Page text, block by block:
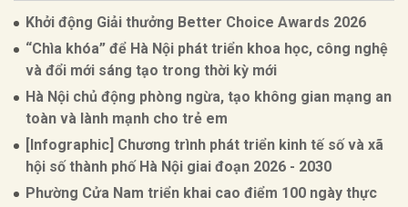
Khởi động Giải thưởng Better Choice Awards 2026
“Chìa khóa” để Hà Nội phát triển khoa học, công nghệ
và đổi mới sáng tạo trong thời kỳ mới
Hà Nội chủ động phòng ngừa, tạo không gian mạng an
toàn và lành mạnh cho trẻ em
[Infographic] Chương trình phát triển kinh tế số và xã
hội số thành phố Hà Nội giai đoạn 2026 - 2030
Phường Cửa Nam triển khai cao điểm 100 ngày thực